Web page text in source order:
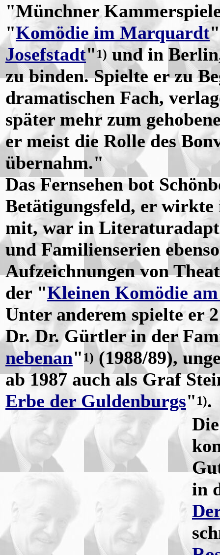
"Münchner
"Komödie im Marquardt"
Josefstadt"1) und in
zu binden. Spielte er zu
dramatischen Fach,
später mehr zum
er meist die Rolle des
übernahm."
Das Fernsehen bot
Betätigungsfeld, er
mit, war in
und Familienserien
Aufzeichnungen von
der "Kleinen Komödie
Unter anderem spielte er
Dr. Dr. Gürtler in der
nebenan" 1) (1988/89),
ab 1987 auch als Graf
Erbe der Guldenburgs" 1).
in